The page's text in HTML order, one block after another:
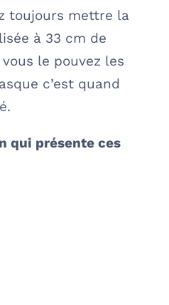
toujours mettre la
à 33 cm de
le pouvez les
c’est quand
qui présente ces